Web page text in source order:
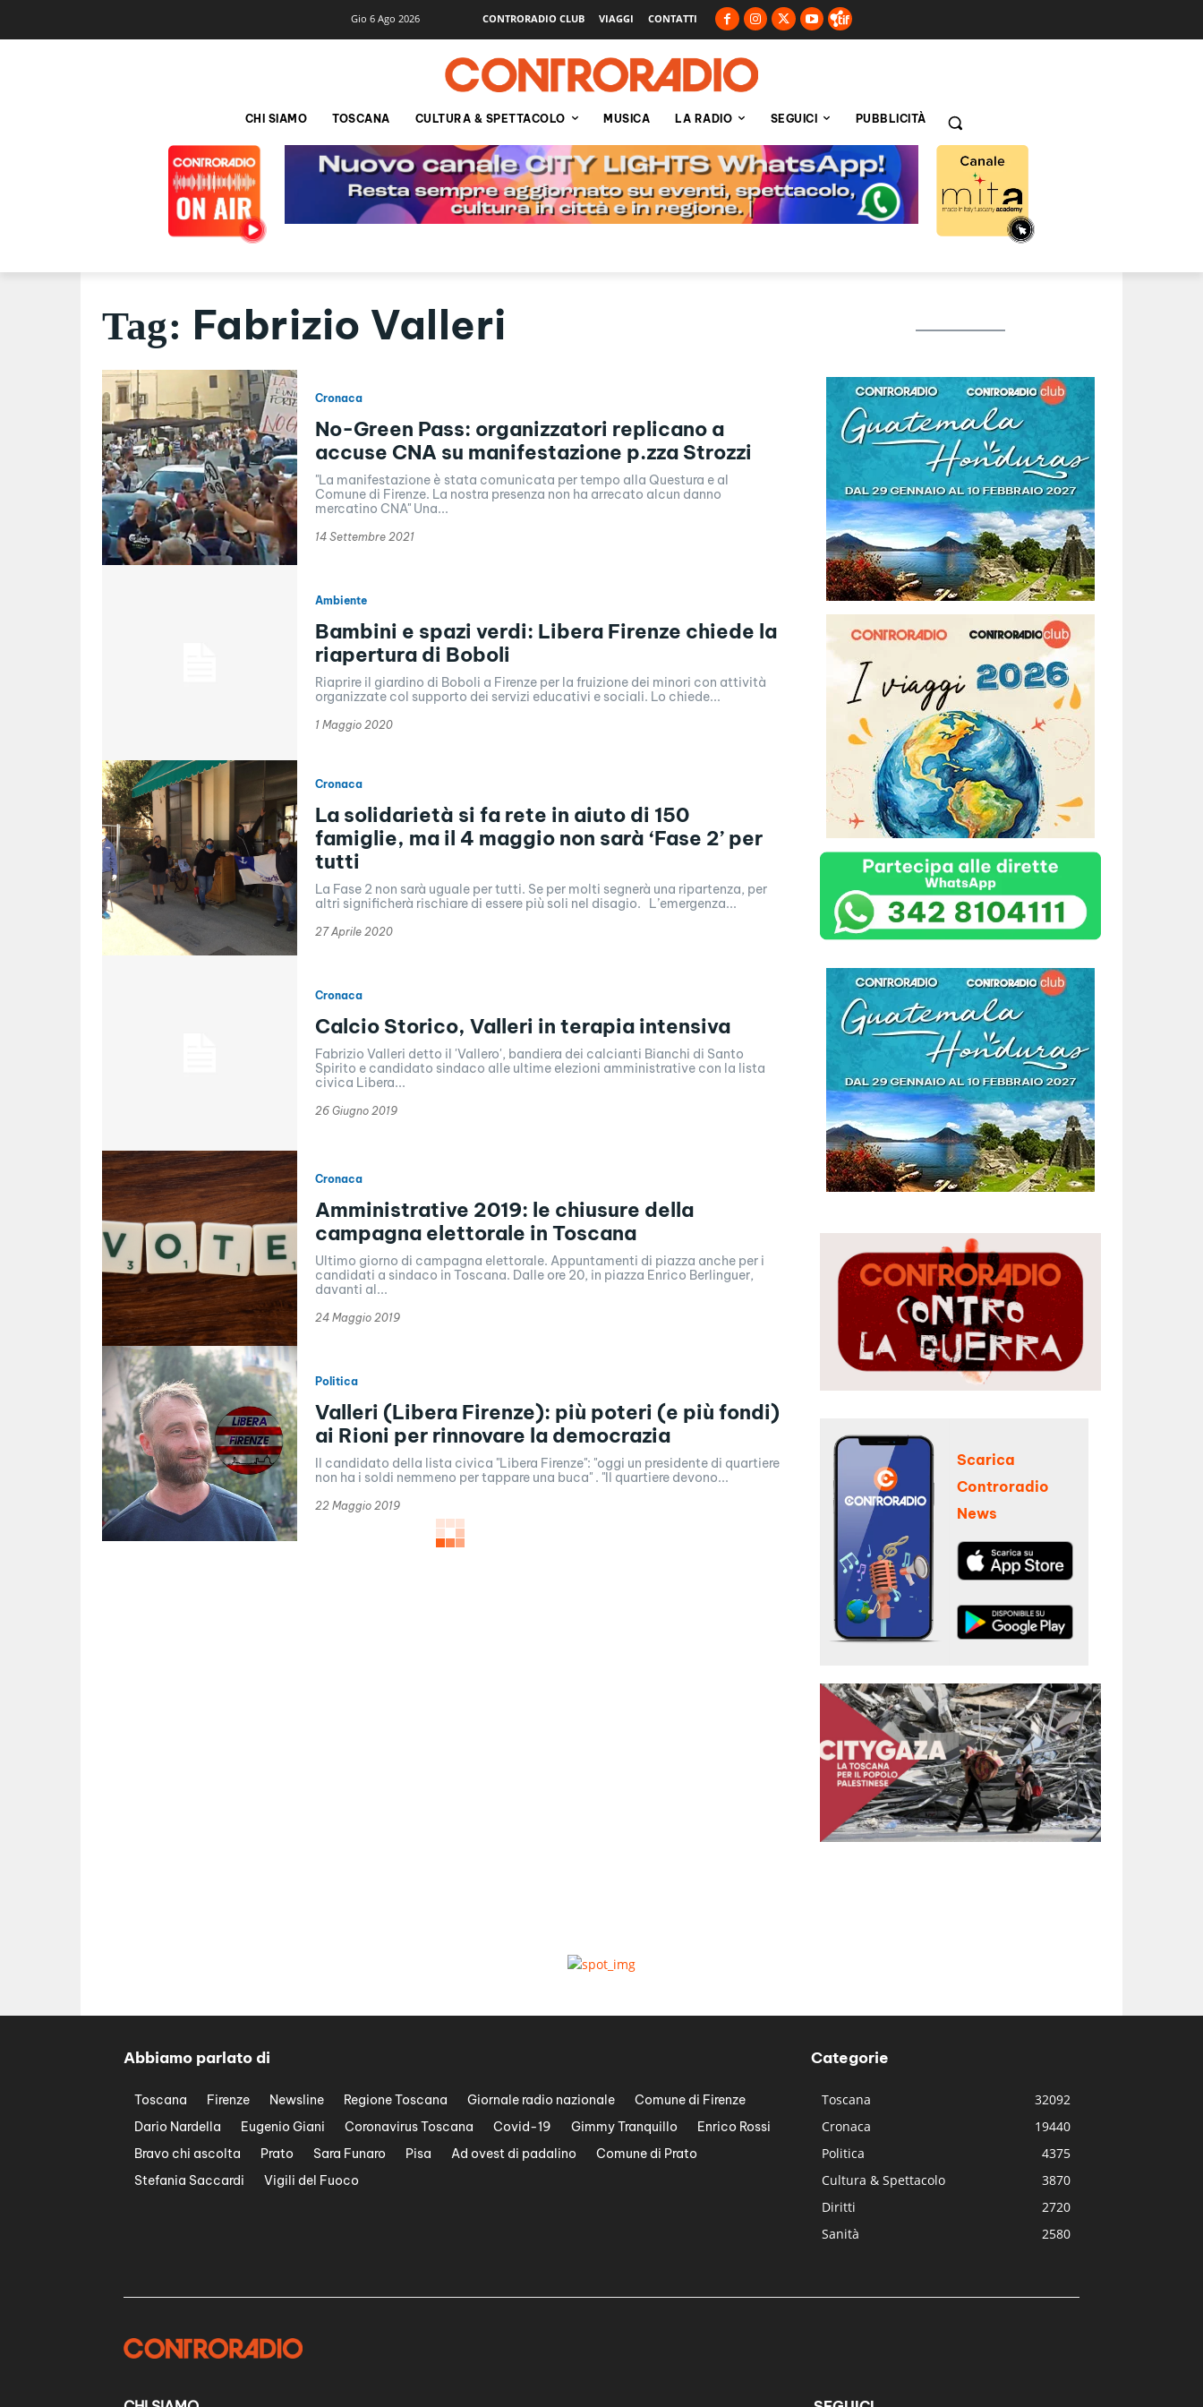
Gio 6 Ago 2026 CONTRORADIO CLUB VIAGGI CONTATTI
CHI SIAMO TOSCANA CULTURA & SPETTACOLO MUSICA LA RADIO SEGUICI PUBBLICITÀ
Tag: Fabrizio Valleri
Cronaca
No-Green Pass: organizzatori replicano a
accuse CNA su manifestazione p.zza Strozzi
"La manifestazione è stata comunicata per tempo alla Questura e al
Comune di Firenze. La nostra presenza non ha arrecato alcun danno
mercatino CNA" Una...
14 Settembre 2021
Ambiente
Bambini e spazi verdi: Libera Firenze chiede la
riapertura di Boboli
Riaprire il giardino di Boboli a Firenze per la fruizione dei minori con attività
organizzate col supporto dei servizi educativi e sociali. Lo chiede...
1 Maggio 2020
Cronaca
La solidarietà si fa rete in aiuto di 150
famiglie, ma il 4 maggio non sarà ‘Fase 2’ per
tutti
La Fase 2 non sarà uguale per tutti. Se per molti segnerà una ripartenza, per
altri significherà rischiare di essere più soli nel disagio. L’emergenza...
27 Aprile 2020
Cronaca
Calcio Storico, Valleri in terapia intensiva
Fabrizio Valleri detto il 'Vallero', bandiera dei calcianti Bianchi di Santo
Spirito e candidato sindaco alle ultime elezioni amministrative con la lista
civica Libera...
26 Giugno 2019
Cronaca
Amministrative 2019: le chiusure della
campagna elettorale in Toscana
Ultimo giorno di campagna elettorale. Appuntamenti di piazza anche per i
candidati a sindaco in Toscana. Dalle ore 20, in piazza Enrico Berlinguer,
davanti al...
24 Maggio 2019
Politica
Valleri (Libera Firenze): più poteri (e più fondi)
ai Rioni per rinnovare la democrazia
Il candidato della lista civica "Libera Firenze": "oggi un presidente di quartiere
non ha i soldi nemmeno per tappare una buca" . "Il quartiere devono...
22 Maggio 2019
Scarica
Controradio
News
Abbiamo parlato di
Toscana Firenze Newsline Regione Toscana Giornale radio nazionale
Comune di Firenze
Dario Nardella
Eugenio Giani Coronavirus Toscana Covid-19 Gimmy Tranquillo
Enrico Rossi
Bravo chi ascolta
Prato Sara Funaro Pisa Ad ovest di padalino
Comune di Prato
Stefania Saccardi
Vigili del Fuoco
Categorie
Toscana
32092
Cronaca
19440
Politica
4375
Cultura & Spettacolo
3870
Diritti
2720
Sanità
2580